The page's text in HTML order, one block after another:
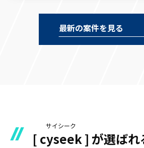
最新の案件を見る
[ cyseek
サイシーク
] が選ばれ